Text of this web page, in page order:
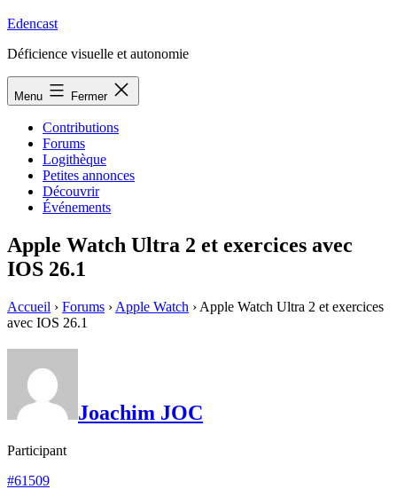
Edencast
Déficience visuelle et autonomie
Menu Fermer
Contributions
Forums
Logithèque
Petites annonces
Découvrir
Événements
Apple Watch Ultra 2 et exercices avec
IOS 26.1
Accueil › Forums › Apple Watch › Apple Watch Ultra 2 et exercices
avec IOS 26.1
Joachim JOC
Participant
#61509